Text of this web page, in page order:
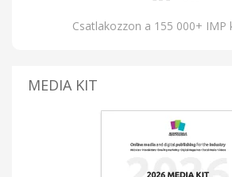
Csatlakozzon a 155 000+ IMP
MEDIA KIT